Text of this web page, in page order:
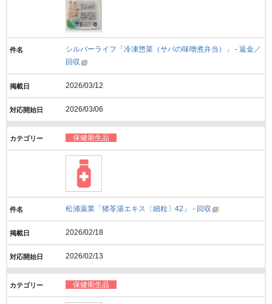
シルバーライフ「冷凍惣菜（サバの味噌煮弁当）」 - 返金／
回収
2026/03/12
2026/03/06
保健衛生品
松浦薬業「猪苓湯エキス〔細粒〕42」 - 回収
2026/02/18
2026/02/13
保健衛生品